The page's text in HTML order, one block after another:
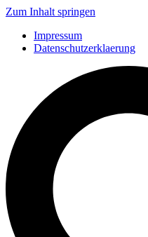
Zum Inhalt springen
Impressum
Datenschutzerklaerung